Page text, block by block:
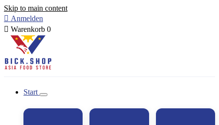
Skip to main content
 Anmelden
 Warenkorb 0
Start